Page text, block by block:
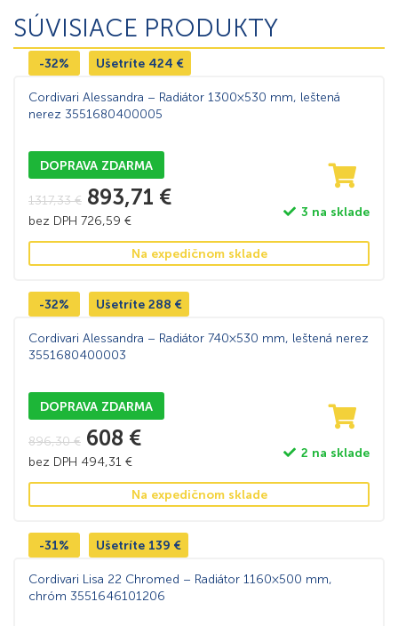
SÚVISIACE PRODUKTY
-32% Ušetríte 424 €
Cordivari Alessandra – Radiátor 1300×530 mm, leštená
nerez 3551680400005
DOPRAVA ZDARMA
1317,33€ 893,71 €
bez DPH 726,59 €
3 na sklade
Na expedičnom sklade
-32% Ušetríte 288 €
Cordivari Alessandra – Radiátor 740×530 mm, leštená nerez
3551680400003
DOPRAVA ZDARMA
896,30€ 608 €
bez DPH 494,31 €
2 na sklade
Na expedičnom sklade
-31% Ušetríte 139 €
Cordivari Lisa 22 Chromed – Radiátor 1160×500 mm,
chróm 3551646101206